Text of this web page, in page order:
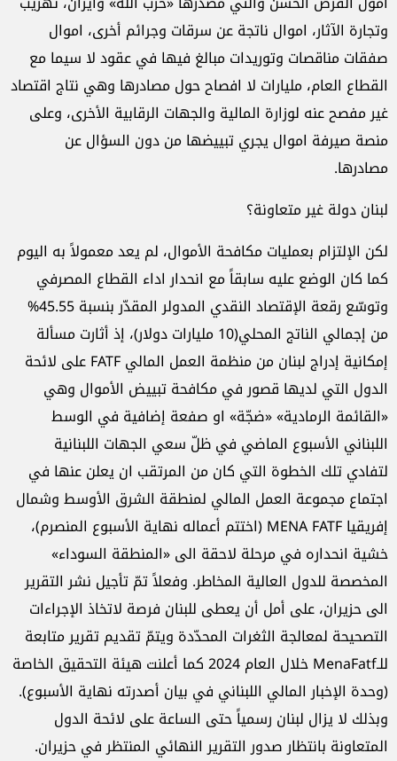
وتجارة الآثار، اموال ناتجة عن سرقات وجرائم أخرى، اموال
صفقات مناقصات وتوريدات مبالغ فيها في عقود لا سيما مع
القطاع العام، مليارات لا افصاح حول مصادرها وهي نتاج اقتصاد
غير مفصح عنه لوزارة المالية والجهات الرقابية الأخرى، وعلى
منصة صيرفة اموال يجري تبييضها من دون السؤال عن
مصادرها.
لبنان دولة غير متعاونة؟
لكن الإلتزام بعمليات مكافحة الأموال، لم يعد معمولاً به اليوم
كما كان الوضع عليه سابقاً مع انحدار اداء القطاع المصرفي
وتوسّع رقعة الإقتصاد النقدي المدولر المقدّر بنسبة 45.55%
من إجمالي الناتج المحلي(10 مليارات دولار)، إذ أثارت مسألة
إمكانية إدراج لبنان من منظمة العمل المالي FATF على لائحة
الدول التي لديها قصور في مكافحة تبييض الأموال وهي
«القائمة الرمادية» «ضجّة» او صفعة إضافية في الوسط
اللبناني الأسبوع الماضي في ظلّ سعي الجهات اللبنانية
لتفادي تلك الخطوة التي كان من المرتقب ان يعلن عنها في
اجتماع مجموعة العمل المالي لمنطقة الشرق الأوسط وشمال
إفريقيا MENA FATF (اختتم أعماله نهاية الأسبوع المنصرم)،
خشية انحداره في مرحلة لاحقة الى «المنطقة السوداء»
المخصصة للدول العالية المخاطر. وفعلاً تمّ تأجيل نشر التقرير
الى حزيران، على أمل أن يعطى للبنان فرصة لاتخاذ الإجراءات
التصحيحة لمعالجة الثغرات المحدّدة ويتمّ تقديم تقرير متابعة
للـMenaFatf خلال العام 2024 كما أعلنت هيئة التحقيق الخاصة
(وحدة الإخبار المالي اللبناني في بيان أصدرته نهاية الأسبوع).
وبذلك لا يزال لبنان رسمياً حتى الساعة على لائحة الدول
المتعاونة بانتظار صدور التقرير النهائي المنتظر في حزيران.